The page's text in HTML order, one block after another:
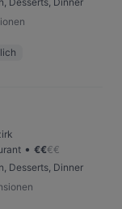
• €€€€
Desserts, Dinner